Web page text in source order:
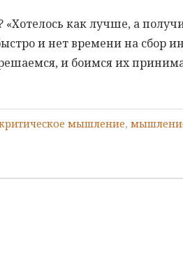
как лучше, а
и нет времени на сбор
и боимся их
мышление,